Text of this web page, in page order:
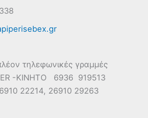
τηλεφωνικές γραμμές
-ΚΙΝΗΤΟ 6936 919513
22214, 26910 29263